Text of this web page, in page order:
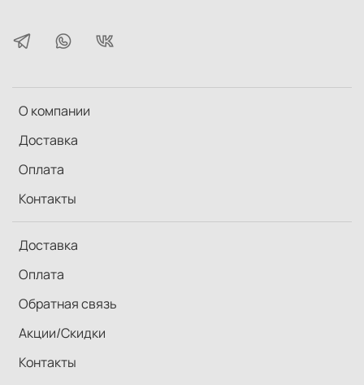
О компании
Доставка
Оплата
Контакты
Доставка
Оплата
Обратная связь
Акции/Скидки
Контакты